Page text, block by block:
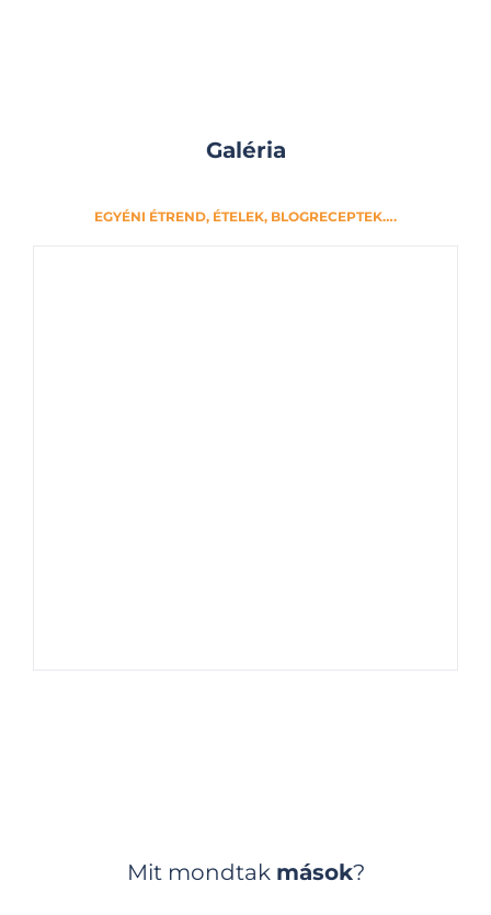
Galéria
EGYÉNI ÉTREND, ÉTELEK, BLOGRECEPTEK….
Mit mondtak mások?